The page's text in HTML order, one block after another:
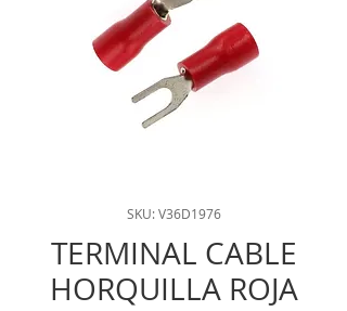
SKU: V36D1976
TERMINAL CABLE
HORQUILLA ROJA